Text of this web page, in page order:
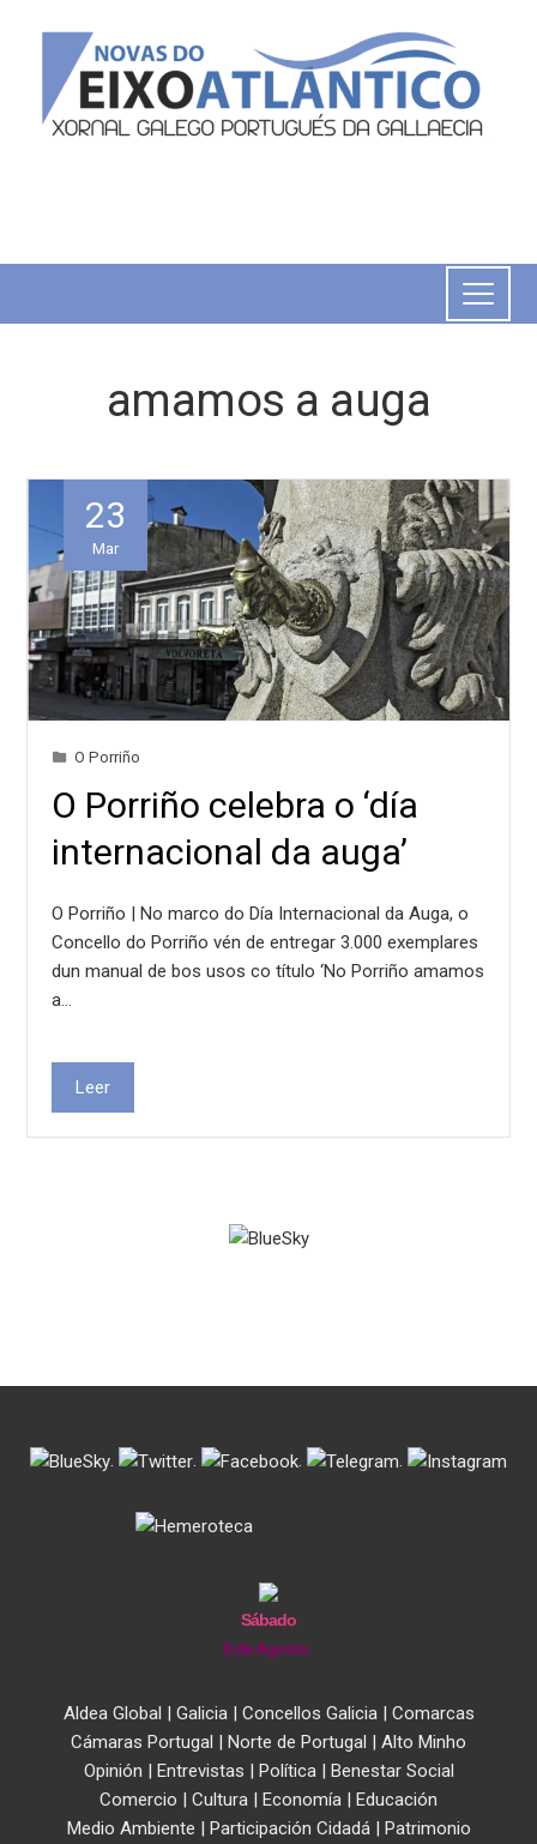
amamos a auga
23
Mar
O Porriño
O Porriño celebra o ‘día
internacional da auga’
O Porriño | No marco do Día Internacional da Auga, o
Concello do Porriño vén de entregar 3.000 exemplares
dun manual de bos usos co título ‘No Porriño amamos
a…
Leer
. . . .
Sábado
8 de Agosto
Aldea Global | Galicia| Concellos Galicia| Comarcas
Cámaras Portugal | Norte de Portugal | Alto Minho
Opinión | Entrevistas | Política| Benestar Social
Comercio | Cultura | Economía | Educación
Medio Ambiente | Participación Cidadá| Patrimonio